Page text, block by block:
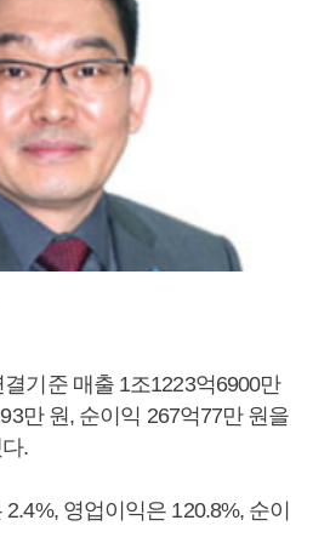
기준 매출 1조1223억6900만
만 원, 순이익 267억77만 원을
.
영업이익은 120.8%, 순이